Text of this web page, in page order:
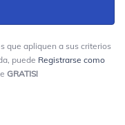
que apliquen a sus criterios
puede Registrarse como
GRATIS!